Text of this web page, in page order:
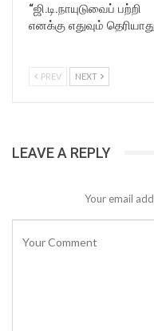
“ஜி.டி.நாயுடுவைப் பற்றி
எனக்கு எதுவும்
PREV NEXT
LEAVE A REPLY
Your email